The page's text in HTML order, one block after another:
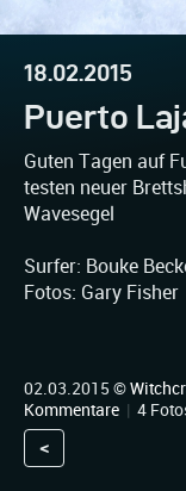
18.02.2015
Puerto
Guten Tagen auf
testen neuer
Wavesegel
Surfer: Bouke
Fotos: Gary Fisher
02.03.2015 ©
Kommentare | 4
<